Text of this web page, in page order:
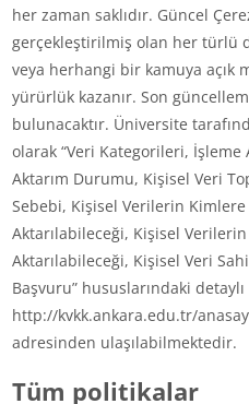
her zaman saklıdır. Güncel
gerçekleştirilmiş olan her türlü
veya herhangi bir kamuya açık
yürürlük kazanır. Son
bulunacaktır. Üniversite
olarak “Veri Kategorileri, İşleme
Aktarım Durumu, Kişisel Veri
Sebebi, Kişisel Verilerin Kimlere
Aktarılabileceği, Kişisel
Aktarılabileceği, Kişisel Veri
Başvuru” hususlarındaki
http://kvkk.ankara.edu.tr/
adresinden ulaşılabilmektedir.
Tüm politikalar